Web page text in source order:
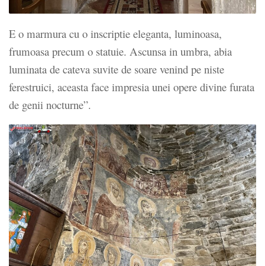
E o marmura cu o inscriptie eleganta, luminoasa,
frumoasa precum o statuie. Ascunsa in umbra, abia
luminata de cateva suvite de soare venind pe niste
ferestruici, aceasta face impresia unei opere divine furata
de genii nocturne”.